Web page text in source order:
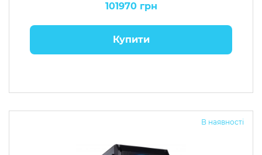
101970 грн
Купити
В наявності